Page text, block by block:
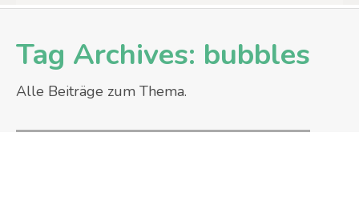
Tag Archives: bubbles
Alle Beiträge zum Thema.